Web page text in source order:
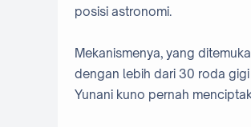
posisi astronomi.
Mekanismenya, yang
dengan lebih dari 30 roda
Yunani kuno pernah